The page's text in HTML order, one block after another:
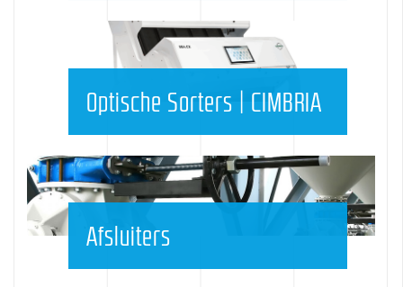
Optische Sorters | CIMBRIA
Afsluiters